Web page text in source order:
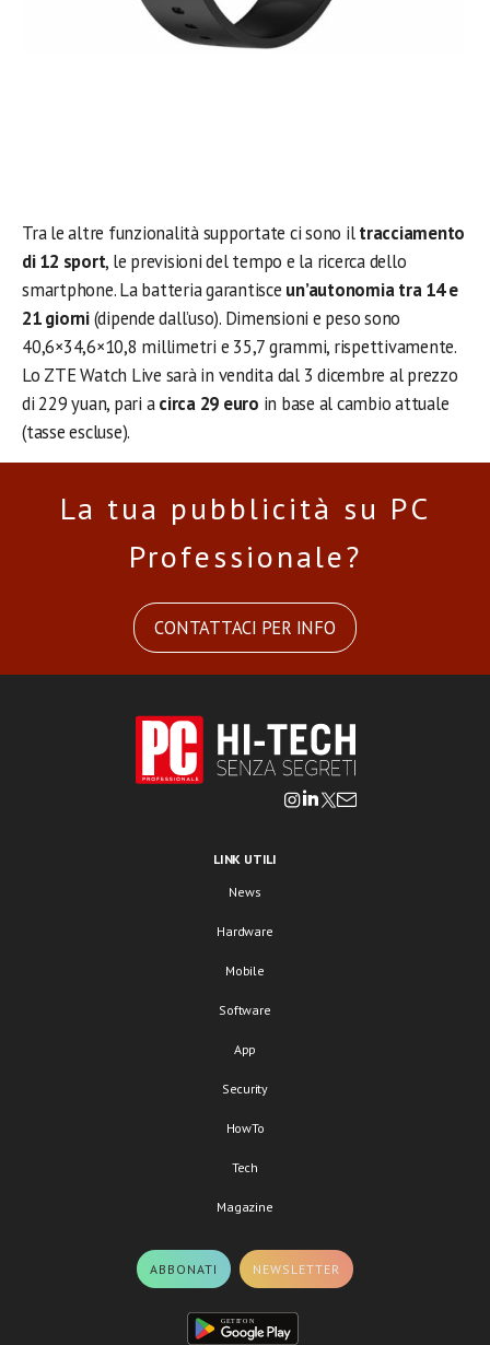
Tra le altre funzionalità supportate ci sono iltracciamento
di 12 sport, le previsioni del tempo e la ricerca dello
smartphone. La batteria garantisce un’autonomia tra 14 e
21 giorni(dipende dall’uso). Dimensioni e peso sono
40,6×34,6×10,8 millimetri e 35,7 grammi, rispettivamente.
Lo ZTE Watch Live sarà in vendita dal 3 dicembre al prezzo
di 229 yuan, pari acirca 29 euro in base al cambio attuale
(tasse escluse).
La tua pubblicità su PC
Professionale?
CONTATTACI PER INFO
LINK UTILI
News
Hardware
Mobile
Software
App
Security
HowTo
Tech
Magazine
ABBONATI NEWSLETTER